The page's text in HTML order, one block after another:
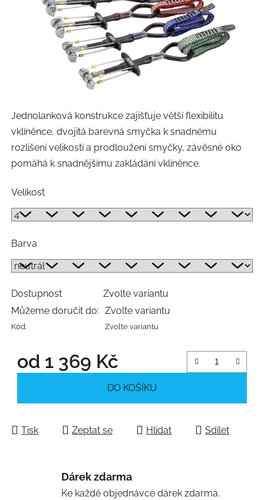
Jednolanková konstrukce zajišťuje větší flexibilitu
vklíněnce, dvojitá barevná smyčka k snadnému
rozlišení velikostí a prodloužení smyčky, závěsné oko
pomáhá k snadnějšímu zakládání vklíněnce.
Velikost
Barva
Dostupnost
Zvolte variantu
Můžeme doručit do: Zvolte variantu
Kód: Zvolte variantu
od 1 369 Kč
DO KOŠÍKU
Tisk Zeptat se Hlídat Sdílet
Dárek zdarma
Ke každé objednávce dárek zdarma.